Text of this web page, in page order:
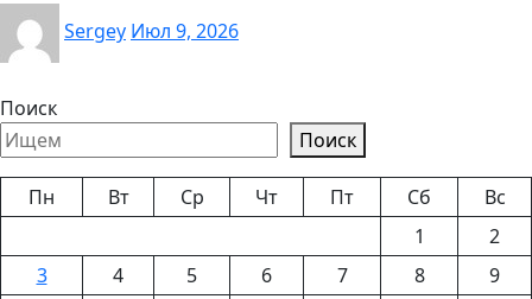
Sergey Июл 9, 2026
Поиск
Поиск
Пн Вт Ср Чт Пт Сб
Вс
1
2
3
4 5 6 7 8
9